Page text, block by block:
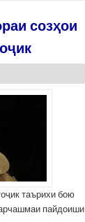
созҳои
таърихи бою
пайдоиши